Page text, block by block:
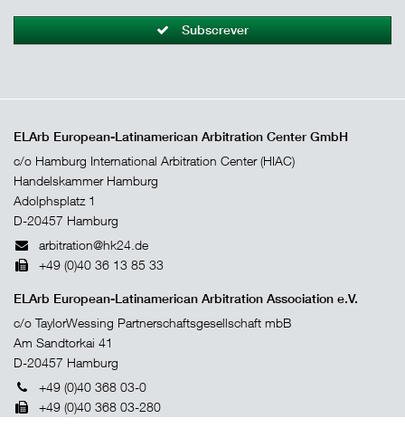
Subscrever
ELArb European-Latinamerican Arbitration Center GmbH
c/o Hamburg International Arbitration Center (HIAC)
Handelskammer Hamburg
Adolphsplatz 1
D-20457 Hamburg
arbitration@hk24.de
+49 (0)40 36 13 85 33
ELArb European-Latinamerican Arbitration Association e.V.
c/o TaylorWessing Partnerschaftsgesellschaft mbB
Am Sandtorkai 41
D-20457 Hamburg
+49 (0)40 368 03-0
+49 (0)40 368 03-280